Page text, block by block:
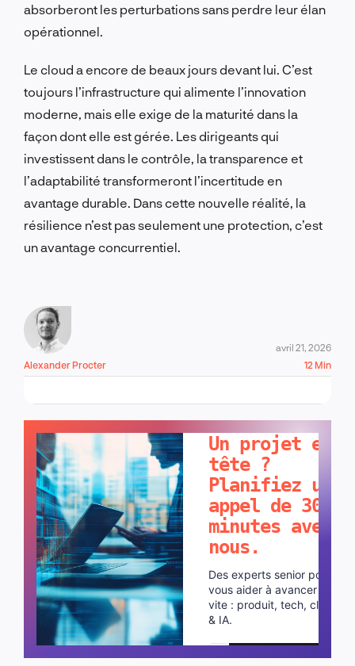
absorberont les perturbations sans perdre leur élan
opérationnel.
Le cloud a encore de beaux jours devant lui. C’est
toujours l’infrastructure qui alimente l’innovation
moderne, mais elle exige de la maturité dans la
façon dont elle est gérée. Les dirigeants qui
investissent dans le contrôle, la transparence et
l’adaptabilité transformeront l’incertitude en
avantage durable. Dans cette nouvelle réalité, la
résilience n’est pas seulement une protection, c’est
un avantage concurrentiel.
Alexander Procter
avril 21, 2026
12 Min
Un projet en
tête ?
Planifiez un
appel de 30
minutes avec
nous.
Des experts senior pour
vous aider à avancer plus
vite : produit, tech, cloud
& IA.
Planifier un appel